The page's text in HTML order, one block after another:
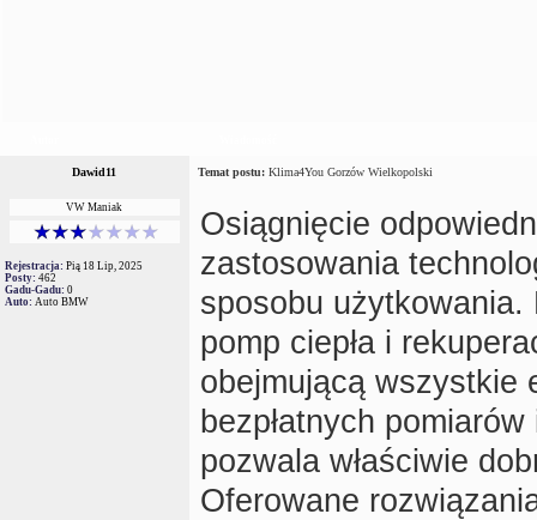
Dawid11 Temat postu: Klima4You Gorzów Wielkopolski
VW Maniak
Rejestracja: Pią 18 Lip, 2025
Posty: 462
Gadu-Gadu: 0
Auto: Auto BMW
Osiągnięcie
zastosowania
sposobu użytkowania.
pomp ciepła i
obejmującą wszystkie
bezpłatnych
pozwala właściwie
Oferowane